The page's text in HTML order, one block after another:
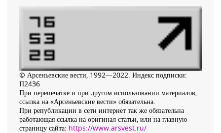
© Арсеньевские вести, 1992—2022. Индекс подписки:
П2436
При перепечатке и при другом использовании материалов,
ссылка на «Арсеньевские вести» обязательна.
При републикации в сети интернет так же обязательна
работающая ссылка на оригинал статьи, или на главную
страницу сайта: https://www.arsvest.ru/